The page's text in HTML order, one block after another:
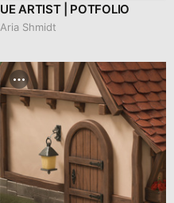
UE ARTIST | POTFOLIO
Aria Shmidt